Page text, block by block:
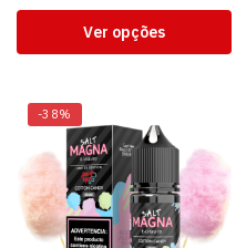
Ver opções
-38%